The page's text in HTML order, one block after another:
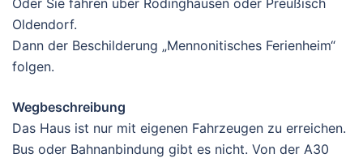
Oldendorf.
Dann der Beschilderung „Mennonitisches Ferienheim“
folgen.
Wegbeschreibung
Das Haus ist nur mit eigenen Fahrzeugen zu erreichen.
Bus oder Bahnanbindung gibt es nicht. Von der A30